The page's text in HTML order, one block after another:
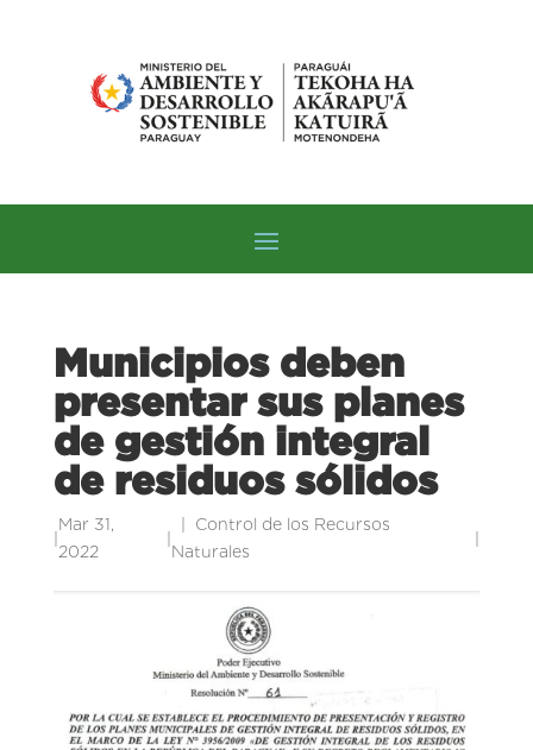
Municipios deben
presentar sus planes
de gestión integral
de residuos sólidos
|
Mar 31,
2022
|
Control de los Recursos
Naturales
|